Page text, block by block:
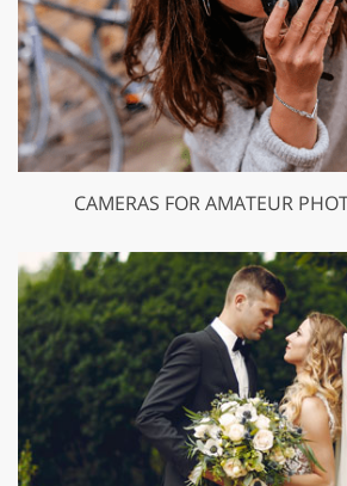
CAMERAS FOR AMATEUR